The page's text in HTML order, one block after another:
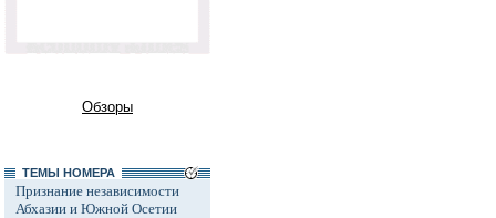
Обзоры
ТЕМЫ НОМЕРА
Признание независимости
Абхазии и Южной Осетии